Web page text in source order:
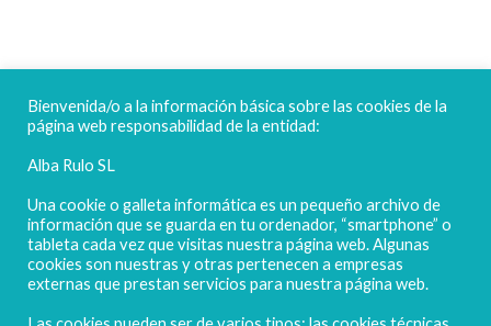
FELICES FIESTAS
Bienvenida/o a la información básica sobre las cookies de la
página web responsabilidad de la entidad:
Alba Rulo SL
Una cookie o galleta informática es un pequeño archivo de
información que se guarda en tu ordenador, “smartphone” o
tableta cada vez que visitas nuestra página web. Algunas
cookies son nuestras y otras pertenecen a empresas
externas que prestan servicios para nuestra página web.